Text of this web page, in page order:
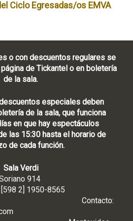
Ciclo Egresadas/os EMVA
o con descuentos regulares se
de Tickantel o en boletería
de la sala.
especiales deben
de la sala, que funciona
en que hay espectáculos
las 15:30 hasta el horario de
de cada función.
Sala Verdi
914
[598 2] 1950-8565